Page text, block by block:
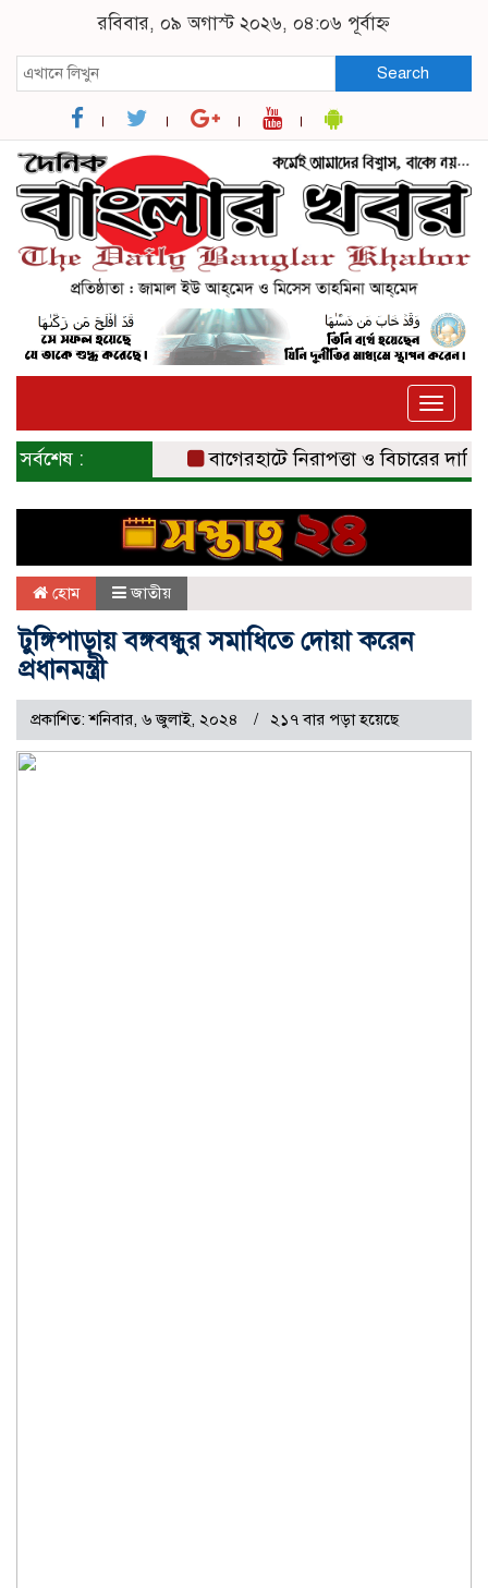
রবিবার, ০৯ অগাস্ট ২০২৬, ০৪:০৬ পূর্বাহ্ন
Search
Toggle
সর্বশেষ : বাগেরহাটে নিরাপত্তা ও বিচারের দাবিতে
হোম জাতীয়
টুঙ্গিপাড়ায় বঙ্গবন্ধুর সমাধিতে দোয়া করেন
প্রধানমন্ত্রী
প্রকাশিত: শনিবার, ৬ জুলাই, ২০২৪ ২১৭ বার পড়া হয়েছে